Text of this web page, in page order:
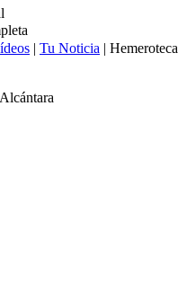
| Tu Noticia | Hemeroteca